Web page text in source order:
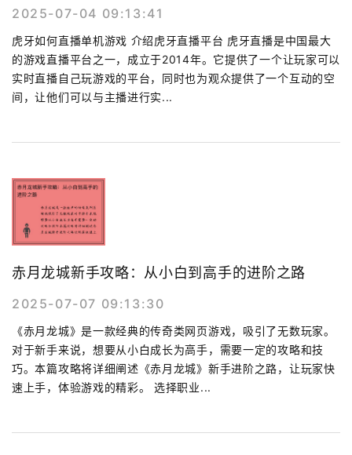
2025-07-04 09:13:41
虎牙如何直播单机游戏 介绍虎牙直播平台 虎牙直播是中国最大
的游戏直播平台之一，成立于2014年。它提供了一个让玩家可以
实时直播自己玩游戏的平台，同时也为观众提供了一个互动的空
间，让他们可以与主播进行实...
赤月龙城新手攻略：从小白到高手的进阶之路
2025-07-07 09:13:30
《赤月龙城》是一款经典的传奇类网页游戏，吸引了无数玩家。
对于新手来说，想要从小白成长为高手，需要一定的攻略和技
巧。本篇攻略将详细阐述《赤月龙城》新手进阶之路，让玩家快
速上手，体验游戏的精彩。 选择职业...